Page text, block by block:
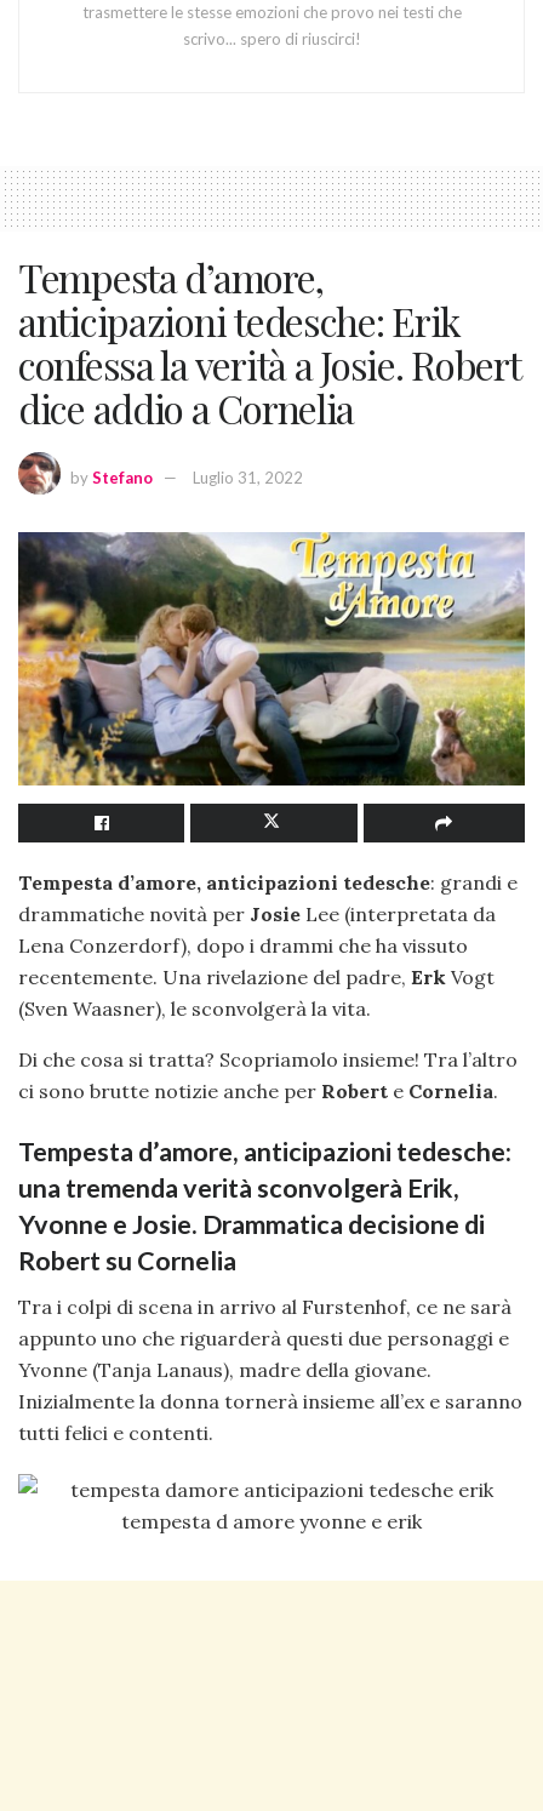
trasmettere le stesse emozioni che provo nei testi che
scrivo... spero di riuscirci!
Tempesta d’amore,
anticipazioni tedesche: Erik
confessa la verità a Josie. Robert
dice addio a Cornelia
byStefano Luglio 31, 2022
Tempesta d’amore, anticipazioni tedesche: grandi e
drammatiche novità per Josie Lee (interpretata da
Lena Conzerdorf), dopo i drammi che ha vissuto
recentemente. Una rivelazione del padre, Erk Vogt
(Sven Waasner), le sconvolgerà la vita.
Di che cosa si tratta? Scopriamolo insieme! Tra l’altro
ci sono brutte notizie anche per Robert e Cornelia.
Tempesta d’amore, anticipazioni tedesche:
una tremenda verità sconvolgerà Erik,
Yvonne e Josie. Drammatica decisione di
Robert su Cornelia
Tra i colpi di scena in arrivo al Furstenhof, ce ne sarà
appunto uno che riguarderà questi due personaggi e
Yvonne (Tanja Lanaus), madre della giovane.
Inizialmente la donna tornerà insieme all’ex e saranno
tutti felici e contenti.